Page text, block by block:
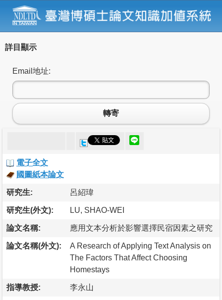
詳目顯示
Email地址:
轉寄
電子全文
國圖紙本論文
研究生: 呂紹瑋
研究生(外文): LU, SHAO-WEI
論文名稱: 應用文本分析於影響選擇民宿因素之研究
論文名稱(外文):
A Research of Applying Text Analysis on
The Factors That Affect Choosing
Homestays
指導教授: 李永山